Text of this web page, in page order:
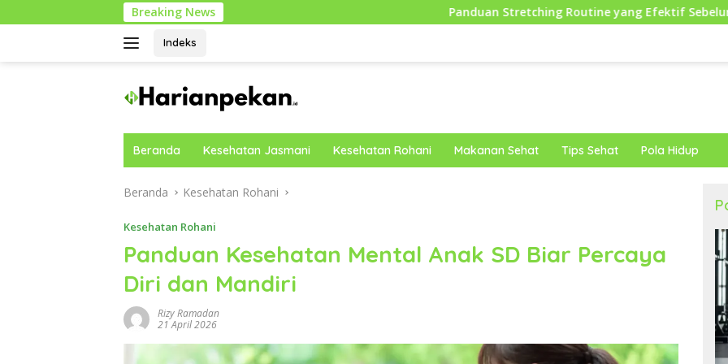
ke
Breaking News Panduan Stretching Routine yang Efektif Sebelum Berolahraga untuk
Indeks
Beranda Kesehatan Jasmani Kesehatan Rohani Makanan Sehat Tips Sehat Pola Hidup
Beranda Kesehatan Rohani
Kesehatan Rohani
Panduan Kesehatan Mental Anak SD Biar Percaya
Diri dan Mandiri
Rizy Ramadan
21 April 2026